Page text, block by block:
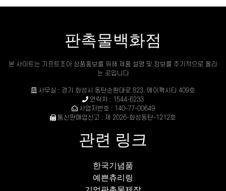
판촉물백화점
본 사이트는 기프트조아 상품홍보를 위해 제품 설명 및 정보를 주기적으로 올리
는 곳입니다
사무실 : 경기 화성시 동탄순환대로 823, 에이팩시티 409호
연락처 : 1544-6233
사업자번호 : 140-77-00649
통신판매업신고 : 제 2026-화성동탄-1212호
관련 링크
한국기념품
예쁜츄리링